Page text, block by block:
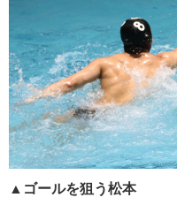
▲ゴールを狙う松本